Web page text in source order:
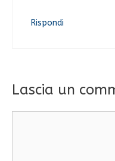
Rispondi
Lascia un